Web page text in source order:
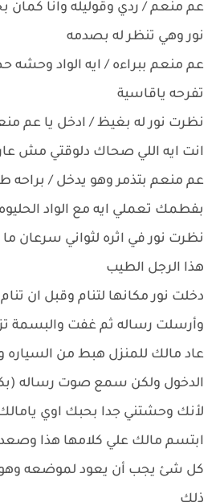
عم منعم / ردي وقوليله وانا كمان
نور وهي تنظر له بصدمه
عم منعم ببراءه / ايه الواد وحشه
تفرحه ياقاسية
نظرت نور له بغيظ / ادخل يا عم
انت ايه اللي صحاك دلوقتي مش
عم منعم بتذمر وهو يدخل / براحه
بفطمك تعملي ايه مع الواد
نظرت نور في اثره لثواني سرعان
هذا الرجل الطيب
دخلت نور مكانها لتنام وقبل ان
وأرسلت رساله ثم غفت والبسمة
عاد مالك للمنزل هبط من
الدخول ولكن سمع صوت رساله
لأنك وحشتني جدا بحبك اوي
ابتسم مالك علي كلامها هذا وصعد
كل شئ يجب أن يعود لموضعه